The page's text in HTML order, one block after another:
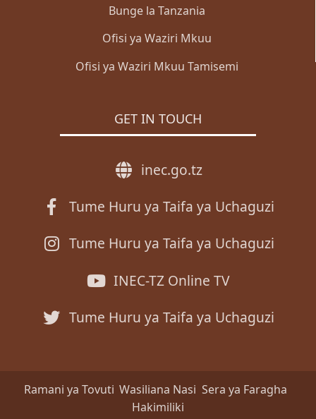
Bunge la Tanzania
Ofisi ya Waziri Mkuu
Ofisi ya Waziri Mkuu Tamisemi
GET IN TOUCH
inec.go.tz
Tume Huru ya Taifa ya Uchaguzi
Tume Huru ya Taifa ya Uchaguzi
INEC-TZ Online TV
Tume Huru ya Taifa ya Uchaguzi
Ramani ya Tovuti Wasiliana Nasi Sera ya Faragha
Hakimiliki